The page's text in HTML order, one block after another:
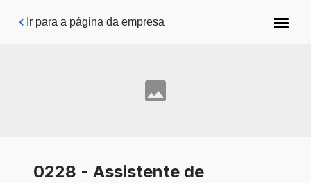
Pular para o conteúdo principal
Ir para a página da empresa
0228 - Assistente de